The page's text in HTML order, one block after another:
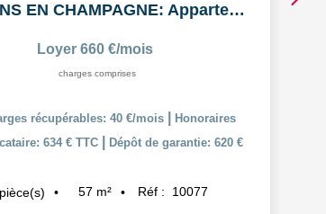
CHALONS EN CHAMPAGNE: Appartement T3 en duplex
Loyer 660 €/mois
charges comprises
récupérables: 40 €/mois
Honoraires
634 € TTC
Dépôt de garantie: 620 €
pièce(s) 57 m² Réf : 10077